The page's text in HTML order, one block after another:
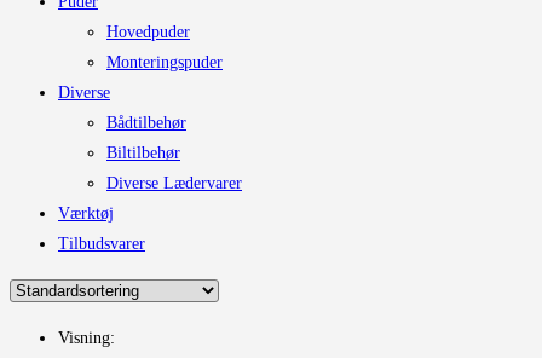
Hovedpuder
Monteringspuder
Diverse
Bådtilbehør
Biltilbehør
Diverse Lædervarer
Værktøj
Tilbudsvarer
Visning: